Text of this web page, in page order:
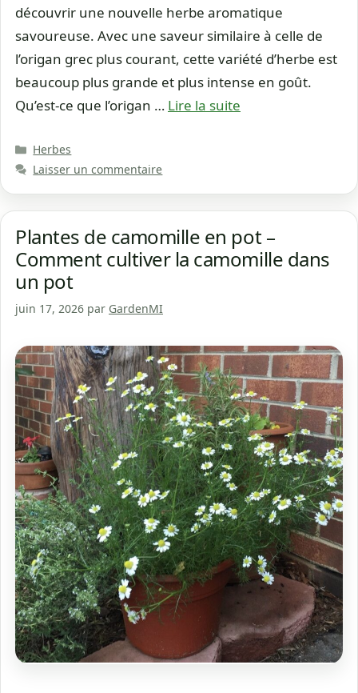
découvrir une nouvelle herbe aromatique
savoureuse. Avec une saveur similaire à celle de
l’origan grec plus courant, cette variété d’herbe est
beaucoup plus grande et plus intense en goût.
Qu’est-ce que l’origan … Lire la suite
Catégories
Herbes
Laisser un commentaire
Plantes de camomille en pot –
Comment cultiver la camomille dans
un pot
juin 17, 2026 par GardenMI